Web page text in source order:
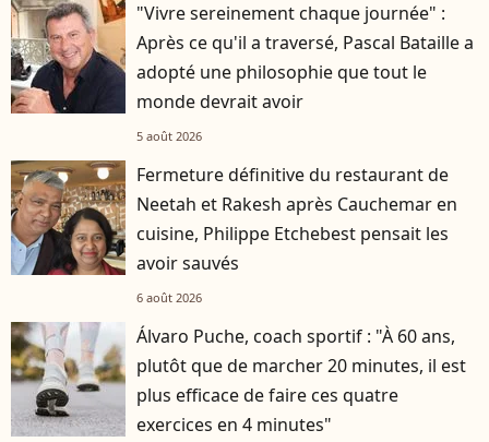
"Vivre sereinement chaque journée" :
Après ce qu'il a traversé, Pascal Bataille a
adopté une philosophie que tout le
monde devrait avoir
5 août 2026
Fermeture définitive du restaurant de
Neetah et Rakesh après Cauchemar en
cuisine, Philippe Etchebest pensait les
avoir sauvés
6 août 2026
Álvaro Puche, coach sportif : "À 60 ans,
plutôt que de marcher 20 minutes, il est
plus efficace de faire ces quatre
exercices en 4 minutes"